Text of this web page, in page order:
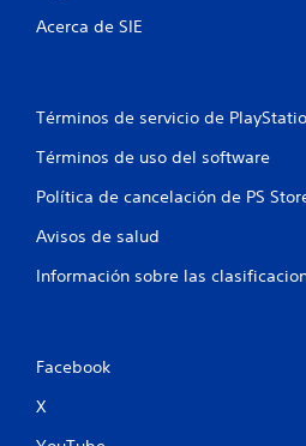
Acerca de SIE
Términos de servicio de
Términos de uso del software
Política de cancelación de PS
Avisos de salud
Información sobre las
Facebook
X